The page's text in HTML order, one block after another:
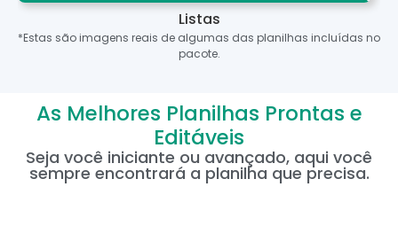
Listas
*Estas são imagens reais de algumas das planilhas incluídas no
pacote.
As Melhores Planilhas Prontas e
Editáveis
Seja você iniciante ou avançado, aqui você
sempre encontrará a planilha que precisa.